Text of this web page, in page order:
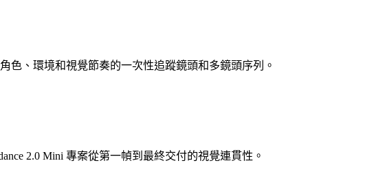
色、環境和視覺節奏的一次性追蹤鏡頭和多鏡頭序列。
2.0 Mini 專案從第一幀到最終交付的視覺連貫性。